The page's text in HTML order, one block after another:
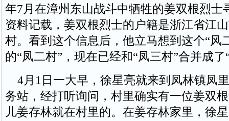
年7月在漳州东山战斗中牺牲的姜双根烈士
资料记载，姜双根烈士的户籍是浙江省江
村。看到这个信息后，他立马想到这个“风
的“凤二村”，现在已经和“凤三村”合并成了
4月1日一大早，徐星亮就来到凤林镇凤
务站，经打听询问，村里确实有一位姜双
儿姜存林就在村里的。在姜存林家里，徐